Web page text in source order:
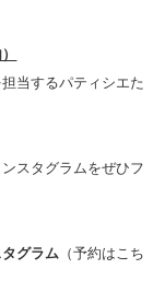
当するパティシエた
スタグラムをぜひフ
グラム （予約はこち